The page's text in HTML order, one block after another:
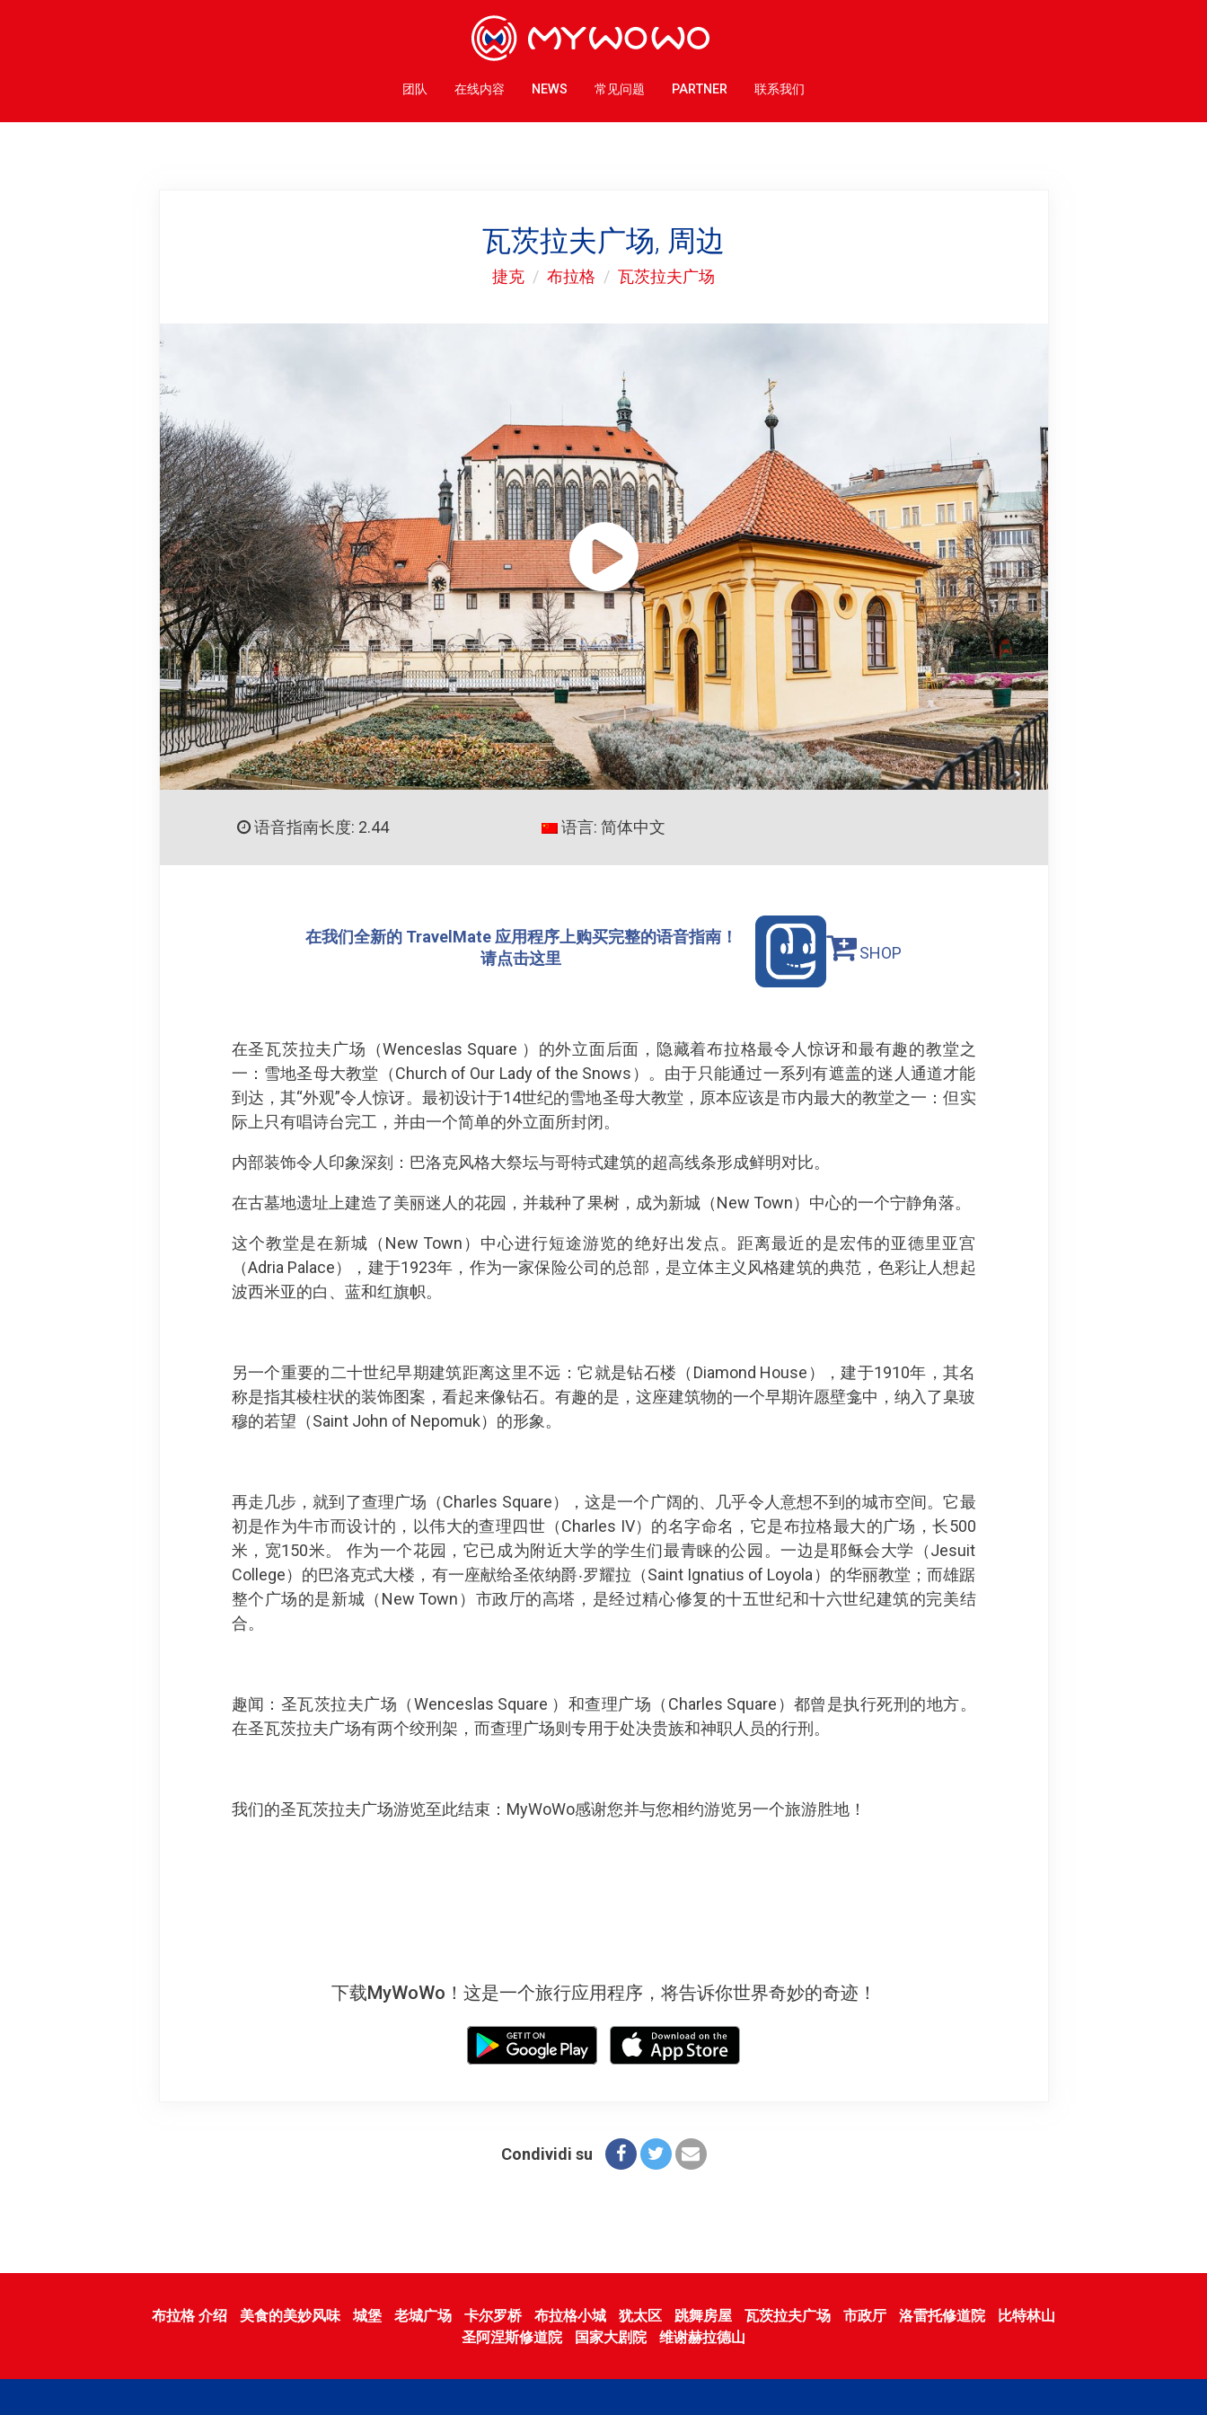
团队 在线内容 NEWS 常见问题 PARTNER 联系我们
瓦茨拉夫广场, 周边
捷克 布拉格 瓦茨拉夫广场
语音指南长度: 2.44 语言: 简体中文
在我们全新的 TravelMate 应用程序上购买完整的语音指南！
请点击这里
SHOP
在圣瓦茨拉夫广场（Wenceslas Square ）的外立面后面，隐藏着布拉格最令人惊讶和最有趣的教堂之
一：雪地圣母大教堂（Church of Our Lady of the Snows）。由于只能通过一系列有遮盖的迷人通道才能
到达，其“外观”令人惊讶。最初设计于14世纪的雪地圣母大教堂，原本应该是市内最大的教堂之一：但实
际上只有唱诗台完工，并由一个简单的外立面所封闭。
内部装饰令人印象深刻：巴洛克风格大祭坛与哥特式建筑的超高线条形成鲜明对比。
在古墓地遗址上建造了美丽迷人的花园，并栽种了果树，成为新城（New Town）中心的一个宁静角落。
这个教堂是在新城（New Town）中心进行短途游览的绝好出发点。距离最近的是宏伟的亚德里亚宫
（Adria Palace），建于1923年，作为一家保险公司的总部，是立体主义风格建筑的典范，色彩让人想起
波西米亚的白、蓝和红旗帜。
另一个重要的二十世纪早期建筑距离这里不远：它就是钻石楼（Diamond House），建于1910年，其名
称是指其棱柱状的装饰图案，看起来像钻石。有趣的是，这座建筑物的一个早期许愿壁龛中，纳入了臬玻
穆的若望（Saint John of Nepomuk）的形象。
再走几步，就到了查理广场（Charles Square），这是一个广阔的、几乎令人意想不到的城市空间。它最
初是作为牛市而设计的，以伟大的查理四世（Charles IV）的名字命名，它是布拉格最大的广场，长500
米，宽150米。 作为一个花园，它已成为附近大学的学生们最青睐的公园。一边是耶稣会大学（Jesuit
College）的巴洛克式大楼，有一座献给圣依纳爵‧罗耀拉（Saint Ignatius of Loyola）的华丽教堂；而雄踞
整个广场的是新城（New Town）市政厅的高塔，是经过精心修复的十五世纪和十六世纪建筑的完美结
合。
趣闻：圣瓦茨拉夫广场（Wenceslas Square ）和查理广场（Charles Square）都曾是执行死刑的地方。
在圣瓦茨拉夫广场有两个绞刑架，而查理广场则专用于处决贵族和神职人员的行刑。
我们的圣瓦茨拉夫广场游览至此结束：MyWoWo感谢您并与您相约游览另一个旅游胜地！
下载MyWoWo！这是一个旅行应用程序，将告诉你世界奇妙的奇迹！
Condividi su
布拉格 介绍 美食的美妙风味 城堡 老城广场 卡尔罗桥 布拉格小城 犹太区 跳舞房屋 瓦茨拉夫广场 市政厅 洛雷托修道院
比特林山
圣阿涅斯修道院
国家大剧院 维谢赫拉德山